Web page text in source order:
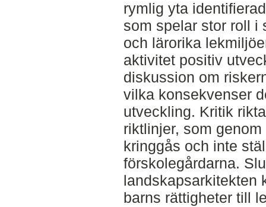
rymlig yta
som spelar stor roll i
och lärorika
aktivitet positiv
diskussion om
vilka konsekvenser
utveckling. Kritik
riktlinjer, som
kringgås och inte
förskolegårdarna.
landskapsarkitekten
barns rättigheter till